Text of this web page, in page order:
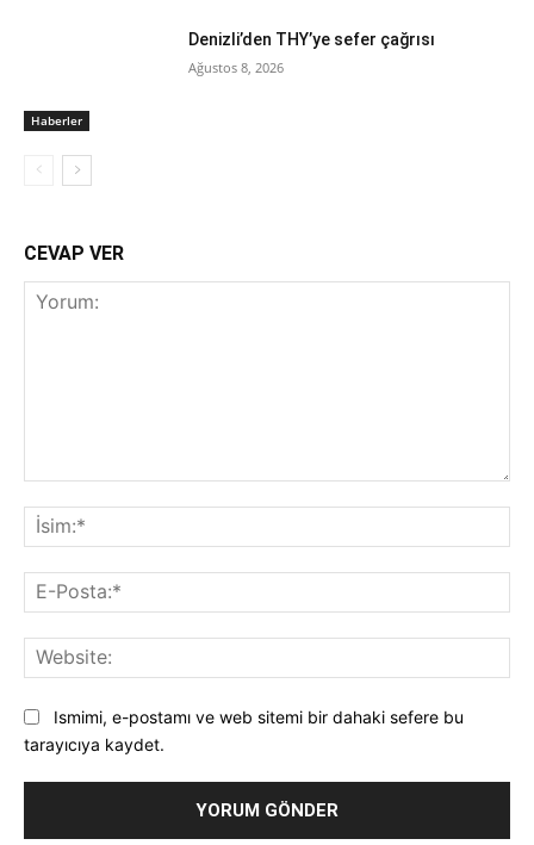
Haberler
Denizli’den THY’ye sefer çağrısı
Ağustos 8, 2026
CEVAP VER
Ismimi, e-postamı ve web sitemi bir dahaki sefere bu
tarayıcıya kaydet.